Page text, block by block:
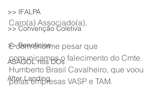
>> IFALPA
>> Convenção Coletiva
>> Benefícios
ASAGOL nos DOs
After Landing
Caro(a) Associado(a),
É com enorme pesar que
comunicamos o falecimento do Cmte.
Humberto Brasil Cavalheiro, que voou
pelas empresas VASP e TAM.